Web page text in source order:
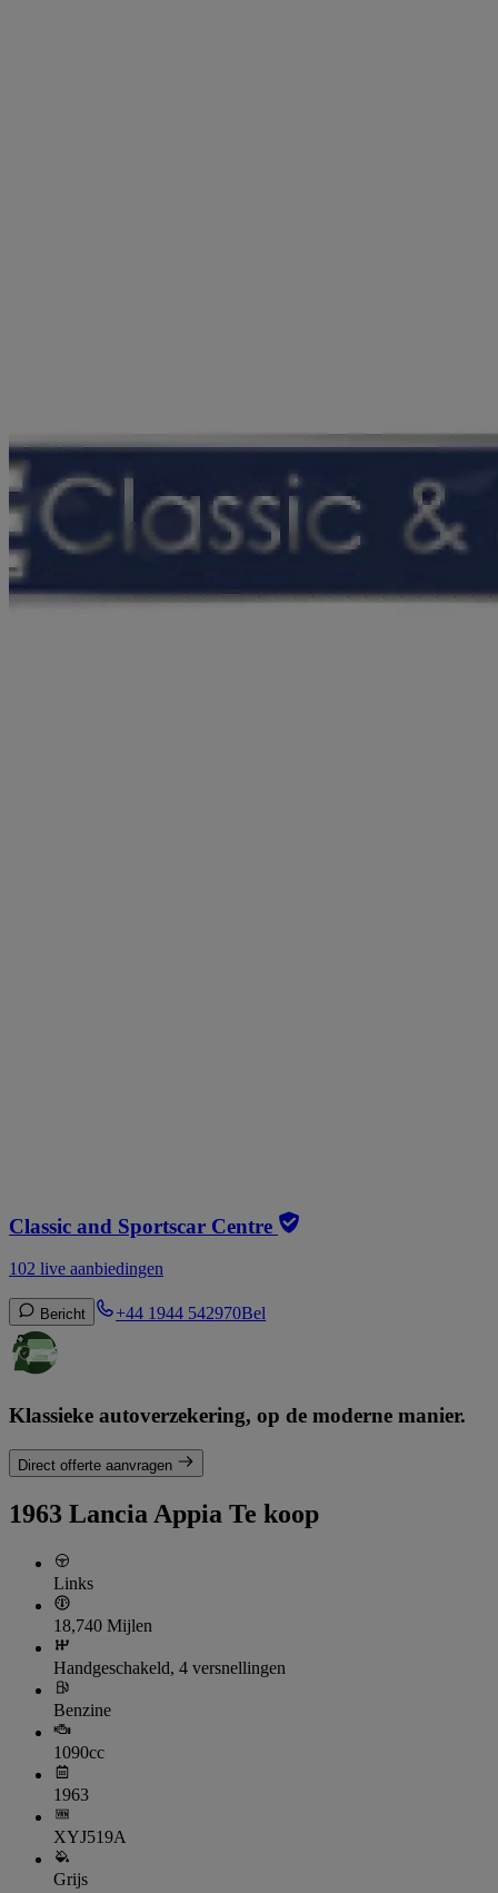
Classic and Sportscar Centre
102 live aanbiedingen
Bericht +44 1944 542970Bel
Klassieke autoverzekering, op de moderne manier.
Direct offerte aanvragen
1963 Lancia Appia Te koop
Links
18,740 Mijlen
Handgeschakeld, 4 versnellingen
Benzine
1090cc
1963
XYJ519A
Grijs